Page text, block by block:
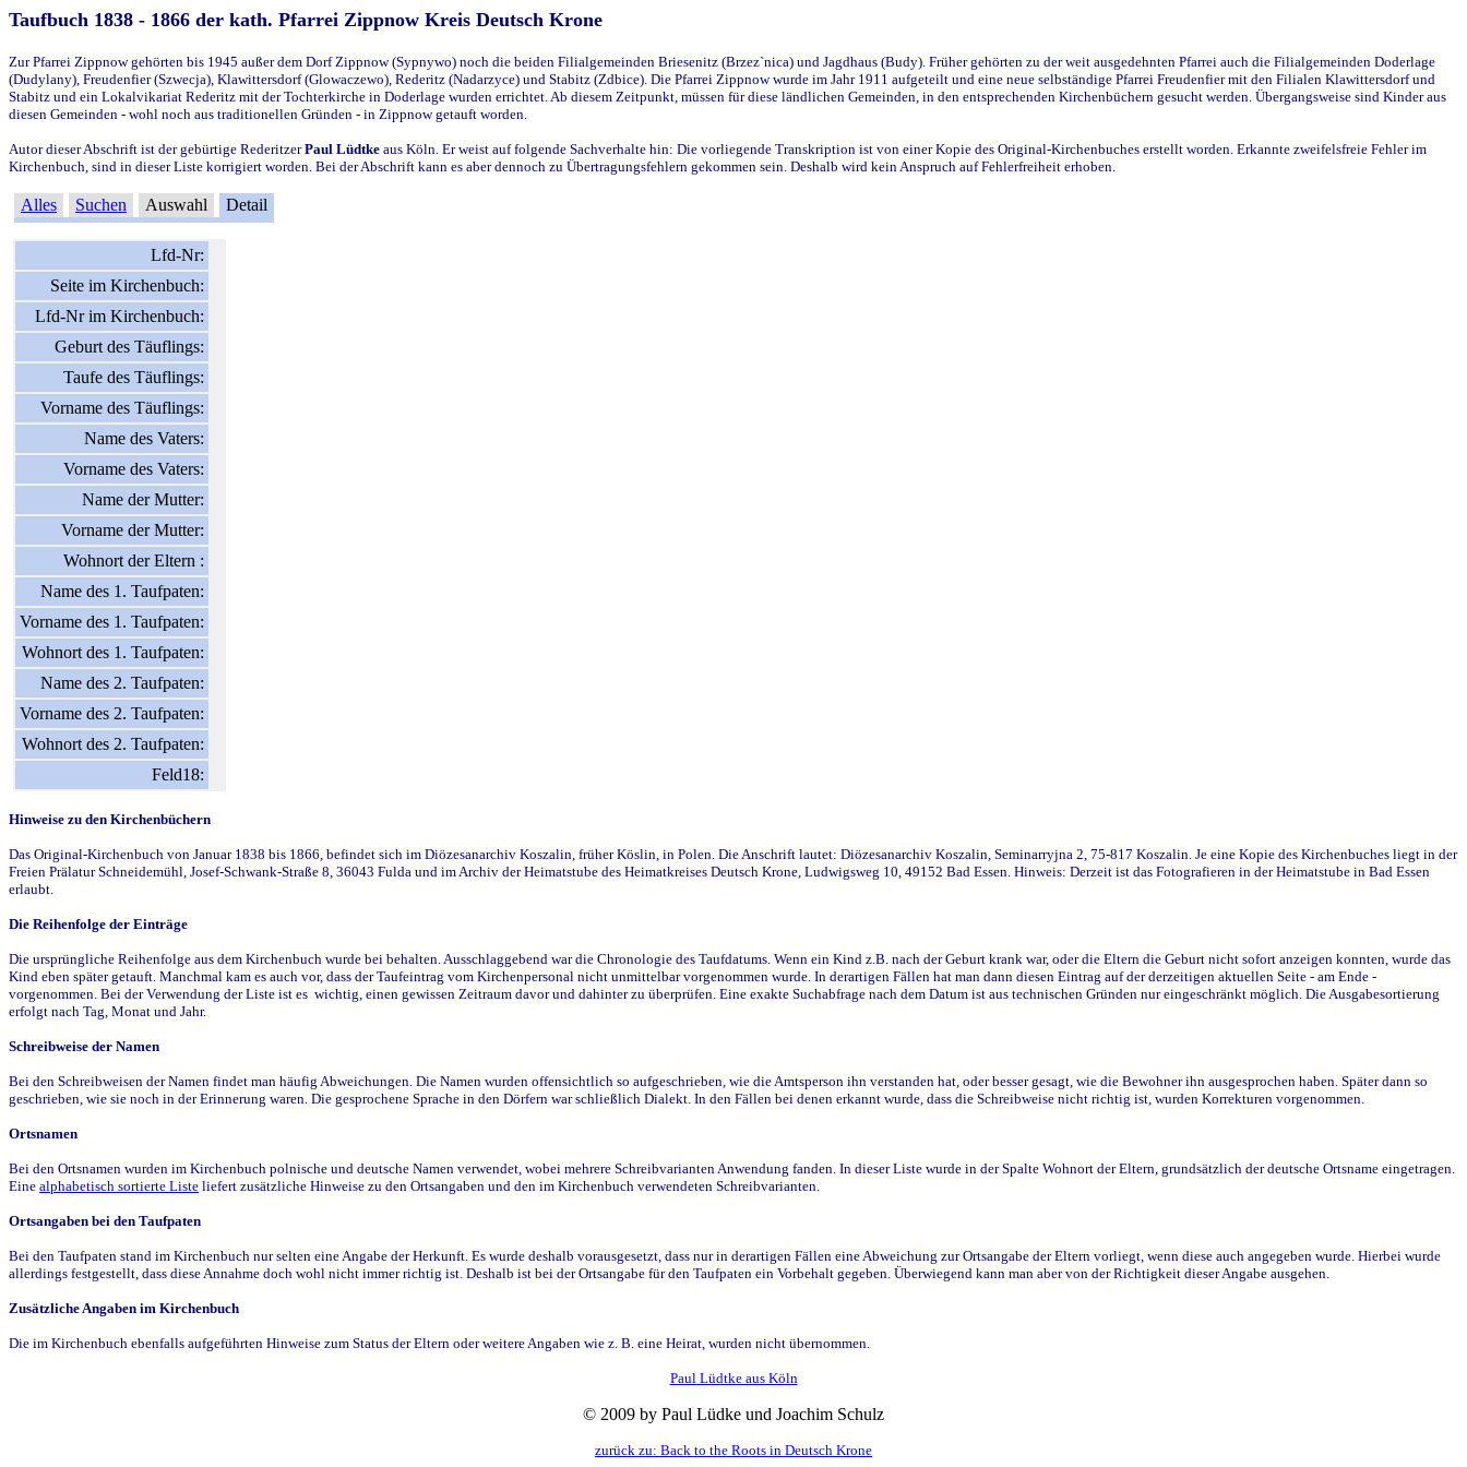
Taufbuch 1838 - 1866 der kath. Pfarrei Zippnow Kreis Deutsch Krone
Zur Pfarrei Zippnow gehörten bis 1945 außer dem Dorf Zippnow (Sypnywo) noch die beiden Filialgemeinden Briesenitz (Brzez`nica) und Jagdhaus (Budy). Früher gehörten zu der weit ausgedehnten Pfarrei auch die Filialgemeinden Doderlage
(Dudylany), Freudenfier (Szwecja), Klawittersdorf (Glowaczewo), Rederitz (Nadarzyce) und Stabitz (Zdbice). Die Pfarrei Zippnow wurde im Jahr 1911 aufgeteilt und eine neue selbständige Pfarrei Freudenfier mit den Filialen Klawittersdorf und
Stabitz und ein Lokalvikariat Rederitz mit der Tochterkirche in Doderlage wurden errichtet. Ab diesem Zeitpunkt, müssen für diese ländlichen Gemeinden, in den entsprechenden Kirchenbüchern gesucht werden. Übergangsweise sind Kinder aus
diesen Gemeinden - wohl noch aus traditionellen Gründen - in Zippnow getauft worden.
Autor dieser Abschrift ist der gebürtige RederitzerPaul Lüdtke aus Köln. Er weist auf folgende Sachverhalte hin: Die vorliegende Transkription ist von einer Kopie des Original-Kirchenbuches erstellt worden. Erkannte zweifelsfreie Fehler im
Kirchenbuch, sind in dieser Liste korrigiert worden. Bei der Abschrift kann es aber dennoch zu Übertragungsfehlern gekommen sein. Deshalb wird kein Anspruch auf Fehlerfreiheit erhoben.
Alles Suchen Auswahl Detail
Lfd-Nr:
Seite im Kirchenbuch:
Lfd-Nr im Kirchenbuch:
Geburt des Täuflings:
Taufe des Täuflings:
Vorname des Täuflings:
Name des Vaters:
Vorname des Vaters:
Name der Mutter:
Vorname der Mutter:
Wohnort der Eltern :
Name des 1. Taufpaten:
Vorname des 1. Taufpaten:
Wohnort des 1. Taufpaten:
Name des 2. Taufpaten:
Vorname des 2. Taufpaten:
Wohnort des 2. Taufpaten:
Feld18:
Hinweise zu den Kirchenbüchern
Das Original-Kirchenbuch von Januar 1838 bis 1866, befindet sich im Diözesanarchiv Koszalin, früher Köslin, in Polen. Die Anschrift lautet: Diözesanarchiv Koszalin, Seminarryjna 2, 75-817 Koszalin. Je eine Kopie des Kirchenbuches liegt in der
Freien Prälatur Schneidemühl, Josef-Schwank-Straße 8, 36043 Fulda und im Archiv der Heimatstube des Heimatkreises Deutsch Krone, Ludwigsweg 10, 49152 Bad Essen. Hinweis: Derzeit ist das Fotografieren in der Heimatstube in Bad Essen
erlaubt.
Die Reihenfolge der Einträge
Die ursprüngliche Reihenfolge aus dem Kirchenbuch wurde bei behalten. Ausschlaggebend war die Chronologie des Taufdatums. Wenn ein Kind z.B. nach der Geburt krank war, oder die Eltern die Geburt nicht sofort anzeigen konnten, wurde das
Kind eben später getauft. Manchmal kam es auch vor, dass der Taufeintrag vom Kirchenpersonal nicht unmittelbar vorgenommen wurde. In derartigen Fällen hat man dann diesen Eintrag auf der derzeitigen aktuellen Seite - am Ende -
vorgenommen. Bei der Verwendung der Liste ist es wichtig, einen gewissen Zeitraum davor und dahinter zu überprüfen. Eine exakte Suchabfrage nach dem Datum ist aus technischen Gründen nur eingeschränkt möglich. Die Ausgabesortierung
erfolgt nach Tag, Monat und Jahr.
Schreibweise der Namen
Bei den Schreibweisen der Namen findet man häufig Abweichungen. Die Namen wurden offensichtlich so aufgeschrieben, wie die Amtsperson ihn verstanden hat, oder besser gesagt, wie die Bewohner ihn ausgesprochen haben. Später dann so
geschrieben, wie sie noch in der Erinnerung waren. Die gesprochene Sprache in den Dörfern war schließlich Dialekt. In den Fällen bei denen erkannt wurde, dass die Schreibweise nicht richtig ist, wurden Korrekturen vorgenommen.
Ortsnamen
Bei den Ortsnamen wurden im Kirchenbuch polnische und deutsche Namen verwendet, wobei mehrere Schreibvarianten Anwendung fanden. In dieser Liste wurde in der Spalte Wohnort der Eltern, grundsätzlich der deutsche Ortsname eingetragen.
Eine alphabetisch sortierte Liste liefert zusätzliche Hinweise zu den Ortsangaben und den im Kirchenbuch verwendeten Schreibvarianten.
Ortsangaben bei den Taufpaten
Bei den Taufpaten stand im Kirchenbuch nur selten eine Angabe der Herkunft. Es wurde deshalb vorausgesetzt, dass nur in derartigen Fällen eine Abweichung zur Ortsangabe der Eltern vorliegt, wenn diese auch angegeben wurde. Hierbei wurde
allerdings festgestellt, dass diese Annahme doch wohl nicht immer richtig ist. Deshalb ist bei der Ortsangabe für den Taufpaten ein Vorbehalt gegeben. Überwiegend kann man aber von der Richtigkeit dieser Angabe ausgehen.
Zusätzliche Angaben im Kirchenbuch
Die im Kirchenbuch ebenfalls aufgeführten Hinweise zum Status der Eltern oder weitere Angaben wie z. B. eine Heirat, wurden nicht übernommen.
Paul Lüdtke aus Köln
© 2009 by Paul Lüdke und Joachim Schulz
zurück zu: Back to the Roots in Deutsch Krone